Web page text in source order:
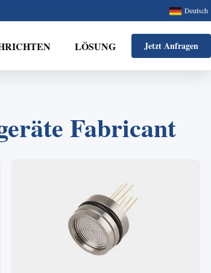
Deutsch
LÖSUNG Jetzt Anfragen
Fabricant